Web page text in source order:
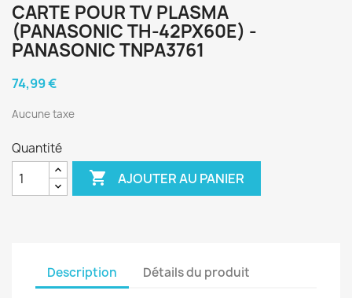
CARTE POUR TV PLASMA
(PANASONIC TH-42PX60E) -
PANASONIC TNPA3761
74,99 €
Aucune taxe
Quantité
 AJOUTER AU PANIER
Description Détails du produit